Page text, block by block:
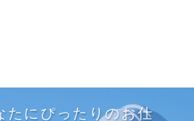
たにぴったりのお仕